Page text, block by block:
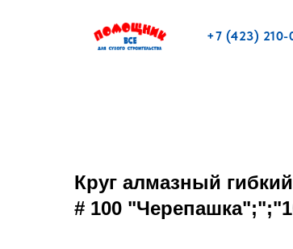
+7 (423) 210-
Круг алмазный
# 100